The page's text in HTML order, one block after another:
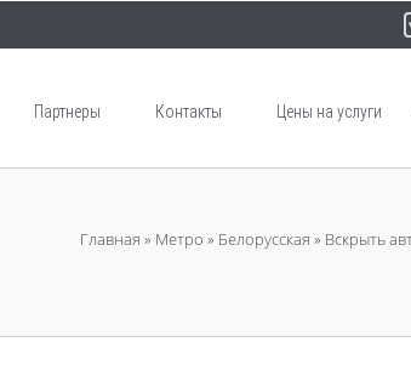
Партнеры Контакты Цены на услуги
Главная » Метро » Белорусская » Вскрыть